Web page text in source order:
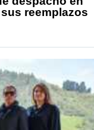
reemplazos